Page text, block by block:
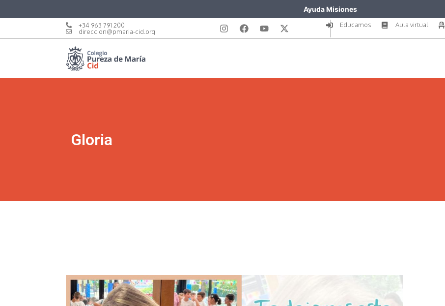
Ayuda Misiones
+34 963 791 200
direccion@pmaria-cid.org
Educamos Aula virtual
Gloria